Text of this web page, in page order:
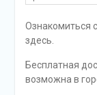
Ознакомиться
здесь.
Бесплатная
возможна в